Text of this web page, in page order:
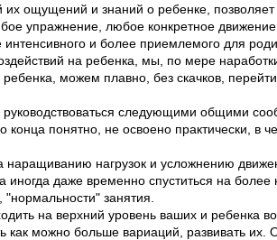
ощущений и знаний о ребенке, позволяет
упражнение, любое конкретное движение
и более приемлемого для
на ребенка, мы, по мере
можем плавно, без скачков,
следующими общими
понятно, не освоено практически, в
наращиванию нагрузок и усложнению
иногда даже временно спуститься на более
занятия.
на верхний уровень ваших и ребенка
как можно больше вариаций, развивать их.